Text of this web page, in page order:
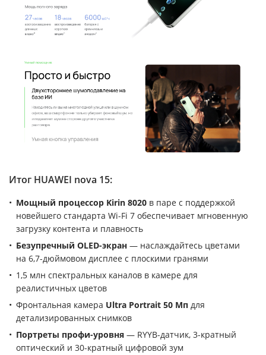
Итог HUAWEI nova 15:
Мощный процессор Kirin 8020 в паре с поддержкой
новейшего стандарта Wi-Fi 7 обеспечивает мгновенную
загрузку контента и плавность
Безупречный OLED-экран — наслаждайтесь цветами
на 6,7-дюймовом дисплее с плоскими гранями
1,5 млн спектральных каналов в камере для
реалистичных цветов
Фронтальная камера Ultra Portrait 50 Мп для
детализированных снимков
Портреты профи-уровня — RYYB-датчик, 3-кратный
оптический и 30-кратный цифровой зум